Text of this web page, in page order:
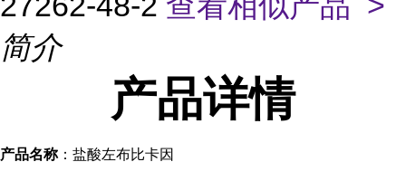
简介
产品详情
产品名称：盐酸左布比卡因